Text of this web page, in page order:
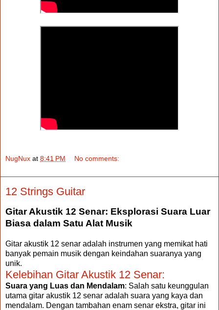
NugNux at 8:41 PM No comments:
12 Strings Guitar
Gitar Akustik 12 Senar: Eksplorasi Suara Luar
Biasa dalam Satu Alat Musik
Gitar akustik 12 senar adalah instrumen yang memikat hati
banyak pemain musik dengan keindahan suaranya yang
unik.
Kelebihan Gitar Akustik 12 Senar:
Suara yang Luas dan Mendalam: Salah satu keunggulan
utama gitar akustik 12 senar adalah suara yang kaya dan
mendalam. Dengan tambahan enam senar ekstra, gitar ini